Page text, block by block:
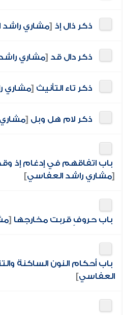
ذكر ذال إذ [مشاري
ذكر دال قد [مشاري
ذكر تاء التأنيث [مشاري
ذكر لام هل وبل [
باب اتفاقهم في إدغام إذ
[مشاري راشد العفاسي]
باب حروفٍ قربت مخارجها [
باب أحكام النون الساكنة
العفاسي]